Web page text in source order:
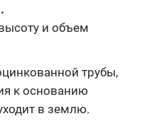
и объем
трубы,
к основанию
в землю.